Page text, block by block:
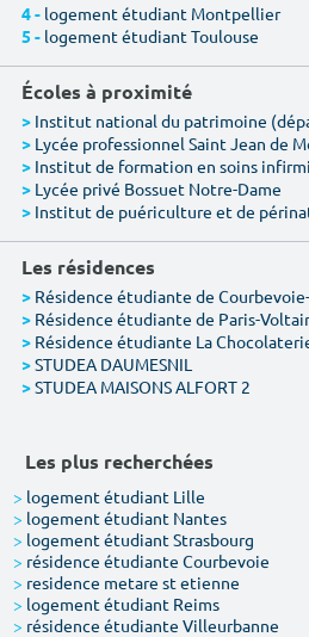
4 - logement étudiant Montpellier
5 - logement étudiant Toulouse
Écoles à proximité
> Institut national du patrimoine
> Lycée professionnel Saint Jean de
> Institut de formation en soins
> Lycée privé Bossuet Notre-Dame
> Institut de puériculture et de
Les résidences
> Résidence étudiante de
> Résidence étudiante de Paris-
> Résidence étudiante La
>STUDEA DAUMESNIL
>STUDEA MAISONS ALFORT 2
Les plus recherchées
> logement étudiant Lille
> logement étudiant Nantes
> logement étudiant Strasbourg
> résidence étudiante Courbevoie
> residence metare st etienne
> logement étudiant Reims
> résidence étudiante Villeurbanne